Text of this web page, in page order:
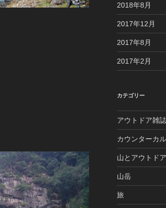
2018年8月
2017年12月
2017年8月
2017年2月
カテゴリー
アウトドア雑
カウンターカ
山とアウトドア
山岳
旅